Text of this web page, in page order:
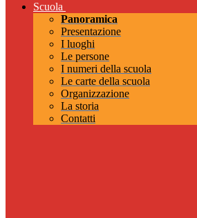
Scuola
Panoramica
Presentazione
I luoghi
Le persone
I numeri della scuola
Le carte della scuola
Organizzazione
La storia
Contatti